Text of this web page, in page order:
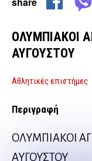
ΟΛΥΜΠΙΑΚΟΙ
ΑΥΓΟΥΣΤΟΥ
Αθλητικές επιστήμες
Περιγραφή
ΟΛΥΜΠΙΑΚΟΙ
ΑΥΓΟΥΣΤΟΥ